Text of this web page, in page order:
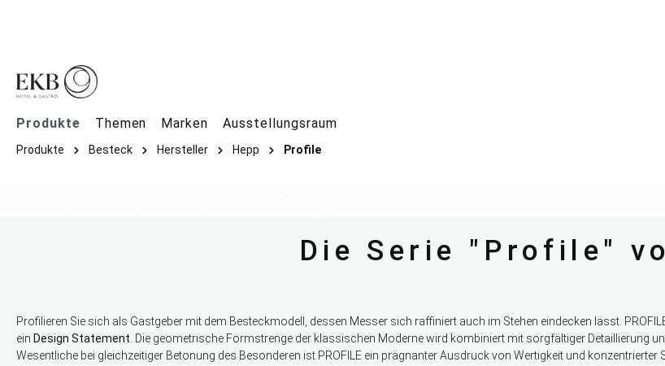
Produkte Themen Marken Ausstellungsraum
Produkte Besteck Hersteller Hepp Profile
Die Serie "Profile"
Profilieren Sie sich als Gastgeber mit dem Besteckmodell, dessen Messer sich raffiniert auch im Stehen eindecken lässt.
ein Design Statement . Die geometrische Formstrenge der klassischen Moderne wird kombiniert mit sorgfältiger Detaillierung
Wesentliche bei gleichzeitiger Betonung des Besonderen ist PROFILE ein prägnanter Ausdruck von Wertigkeit und konzentrierter